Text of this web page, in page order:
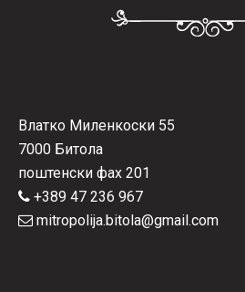
Влатко Миленкоски 55
7000 Битола
поштенски фах 201
+389 47 236 967
mitropolija.bitola@gmail.com